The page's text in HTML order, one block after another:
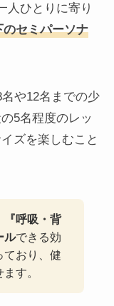
人ひとりに寄り
のセミパーソナ
や12名までの少
5名程度のレッ
ズを楽しむこと
『呼吸・背
ルできる効
ており、健
す。